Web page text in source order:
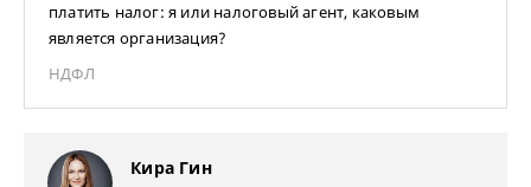
платить налог: я или налоговый агент, каковым
является организация?
НДФЛ
Кира Гин